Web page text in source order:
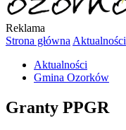
Reklama
Strona główna Aktualności
Aktualności
Gmina Ozorków
Granty PPGR